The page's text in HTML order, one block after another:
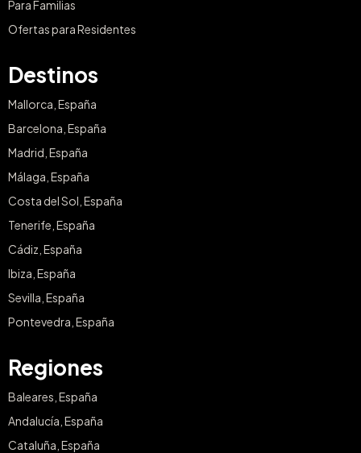
Para Familias
Ofertas para Residentes
Destinos
Mallorca, España
Barcelona, España
Madrid, España
Málaga, España
Costa del Sol, España
Tenerife, España
Cádiz, España
Ibiza, España
Sevilla, España
Pontevedra, España
Regiones
Baleares, España
Andalucía, España
Cataluña, España